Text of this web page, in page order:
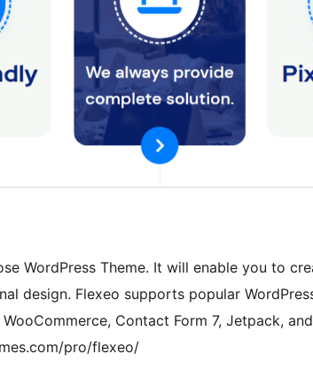
WordPress Theme. It will enable you to
design. Flexeo supports popular
Contact Form 7, Jetpack, and
pro/flexeo/